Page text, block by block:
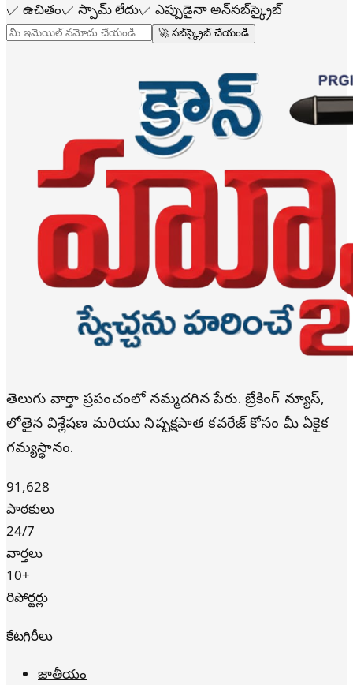
✓ ఉచితం✓ స్పామ్ లేదు✓ ఎప్పుడైనా అన్‌సబ్‌స్క్రైబ్
🚀 సబ్‌స్క్రైబ్ చేయండి
తెలుగు వార్తా ప్రపంచంలో నమ్మదగిన పేరు. బ్రేకింగ్ న్యూస్,
లోతైన విశ్లేషణ మరియు నిష్పక్షపాత కవరేజ్ కోసం మీ ఏకైక
గమ్యస్థానం.
91,628
పాఠకులు
24/7
వార్తలు
10+
రిపోర్టర్లు
కేటగిరీలు
జాతీయం